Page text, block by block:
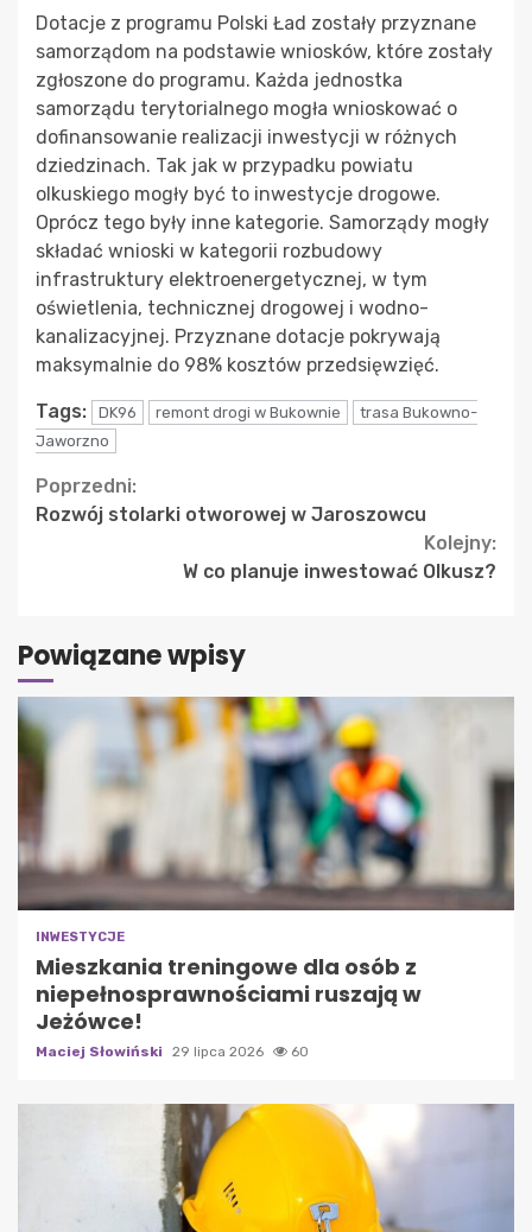
Dotacje z programu Polski Ład zostały przyznane
samorządom na podstawie wniosków, które zostały
zgłoszone do programu. Każda jednostka
samorządu terytorialnego mogła wnioskować o
dofinansowanie realizacji inwestycji w różnych
dziedzinach. Tak jak w przypadku powiatu
olkuskiego mogły być to inwestycje drogowe.
Oprócz tego były inne kategorie. Samorządy mogły
składać wnioski w kategorii rozbudowy
infrastruktury elektroenergetycznej, w tym
oświetlenia, technicznej drogowej i wodno-
kanalizacyjnej. Przyznane dotacje pokrywają
maksymalnie do 98% kosztów przedsięwzięć.
Tags: DK96 remont drogi w Bukownie
trasa Bukowno-
Jaworzno
Continue
Reading
Poprzedni:
Rozwój stolarki otworowej w Jaroszowcu
Kolejny:
W co planuje inwestować Olkusz?
Powiązane wpisy
INWESTYCJE
Mieszkania treningowe dla osób z
niepełnosprawnościami ruszają w
Jeżówce!
Maciej Słowiński 29 lipca 2026 60